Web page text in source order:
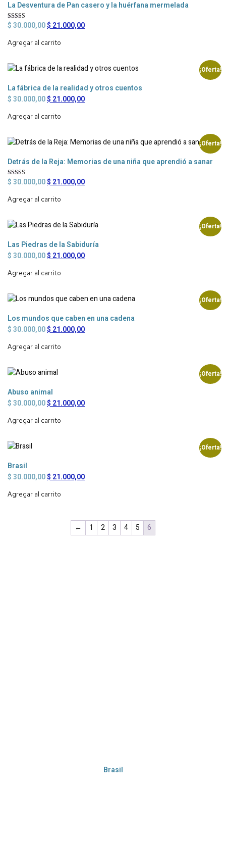
La Desventura de Pan casero y la huérfana mermelada
Valorado en
5.00
$ 30.000,00$ 21.000,00
Agregar al carrito
¡Oferta!
La fábrica de la realidad y otros cuentos
$ 30.000,00$ 21.000,00
Agregar al carrito
¡Oferta!
Detrás de la Reja: Memorias de una niña que aprendió a sanar
Valorado en
5.00
$ 30.000,00$ 21.000,00
Agregar al carrito
¡Oferta!
Las Piedras de la Sabiduría
$ 30.000,00$ 21.000,00
Agregar al carrito
¡Oferta!
Los mundos que caben en una cadena
$ 30.000,00$ 21.000,00
Agregar al carrito
¡Oferta!
Abuso animal
$ 30.000,00$ 21.000,00
Agregar al carrito
¡Oferta!
Brasil
$ 30.000,00$ 21.000,00
Agregar al carrito
← 1 2 3 4 5 6
Brasil